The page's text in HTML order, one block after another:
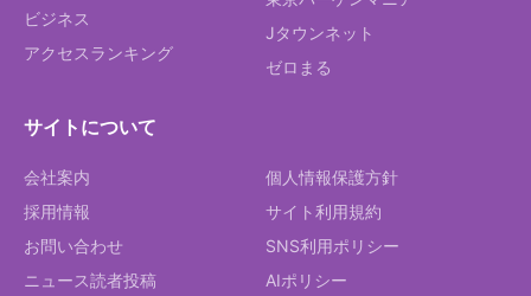
ビジネス
アクセスランキング
Jタウンネット
ゼロまる
サイトについて
会社案内
採用情報
お問い合わせ
ニュース読者投稿
個人情報保護方針
サイト利用規約
SNS利用ポリシー
AIポリシー